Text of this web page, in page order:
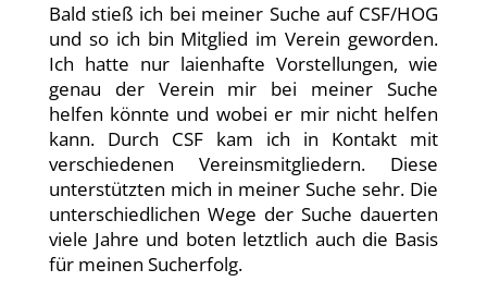
Bald stieß ich bei meiner Suche auf CSF/HOG
und so ich bin Mitglied im Verein geworden.
Ich hatte nur laienhafte Vorstellungen, wie
genau der Verein mir bei meiner Suche
helfen könnte und wobei er mir nicht helfen
kann. Durch CSF kam ich in Kontakt mit
verschiedenen Vereinsmitgliedern. Diese
unterstützten mich in meiner Suche sehr. Die
unterschiedlichen Wege der Suche dauerten
viele Jahre und boten letztlich auch die Basis
für meinen Sucherfolg.